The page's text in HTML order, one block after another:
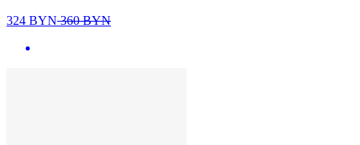
324 BYN360BYN